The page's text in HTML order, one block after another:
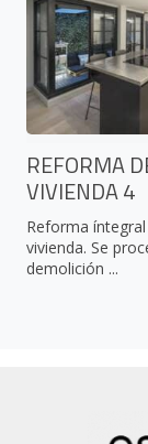
REFORMA
VIVIENDA 4
Reforma
vivienda. Se
demolición ...